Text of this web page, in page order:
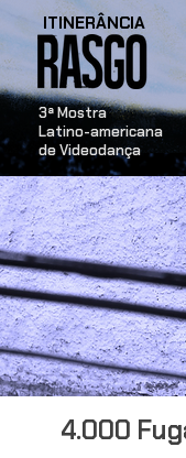
ITINERÂNCIA
​3ª Mostra
Latino-americana
de Videodança
4.000